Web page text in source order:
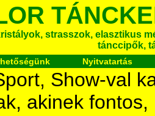
strasszok, elasztikus
tánccipők,
Nyitvatartás
Show-val
akinek